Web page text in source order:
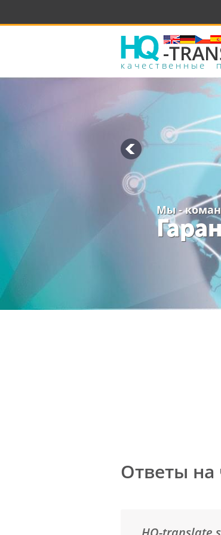
качественные
Мы -
Ответы на